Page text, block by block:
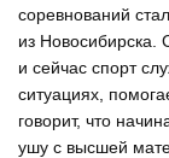
соревнований
из Новосибирска.
и сейчас спорт
ситуациях,
говорит, что
ушу с высшей